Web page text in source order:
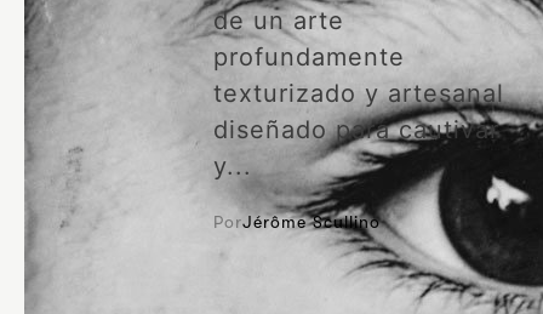
de un arte
profundamente
texturizado y artesanal
diseñado para cautivar
y...
PorJérôme Scullino